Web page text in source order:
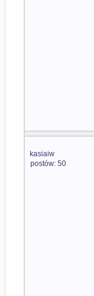
kasiaiw
postów: 50